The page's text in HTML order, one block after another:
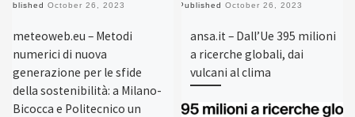
PublishedOctober 26, 2023
meteoweb.eu – Metodi
numerici di nuova
generazione per le sfide
della sostenibilità: a Milano-
Bicocca e Politecnico un
PublishedOctober 26, 2023
ansa.it – Dall’Ue 395 milioni
a ricerche globali, dai
vulcani al clima